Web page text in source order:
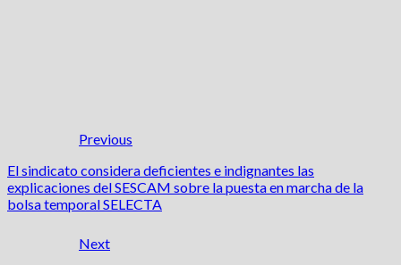
Previous
El sindicato considera deficientes e indignantes las
explicaciones del SESCAM sobre la puesta en marcha de la
bolsa temporal SELECTA
Next